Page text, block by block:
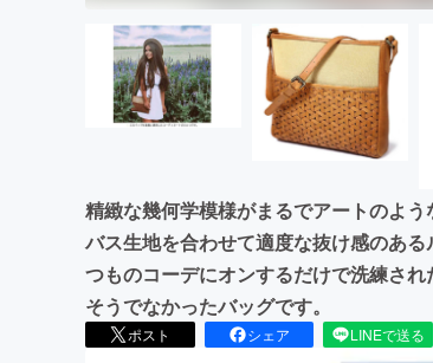
精緻な幾何学模様がまるでアートのよ
バス生地を合わせて適度な抜け感のあ
つものコーデにオンするだけで洗練さ
そうでなかったバッグです。
ポスト シェア LINEで送る